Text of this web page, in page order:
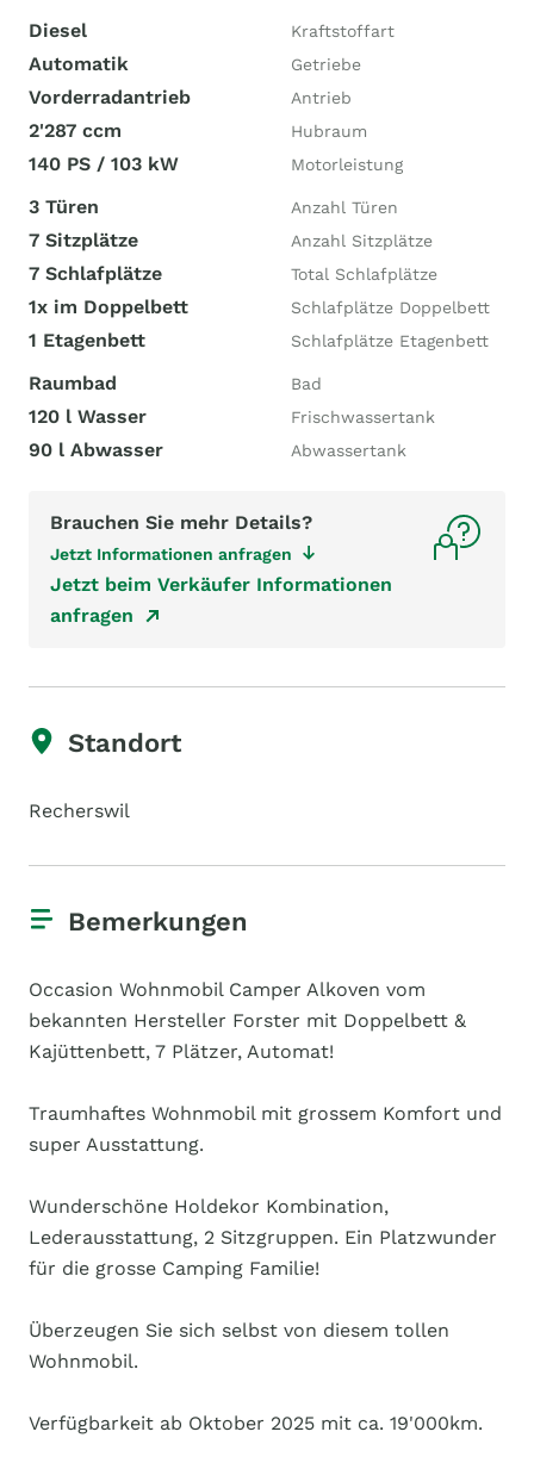
Diesel Kraftstoffart
Automatik Getriebe
Vorderradantrieb Antrieb
2'287 ccm Hubraum
140 PS / 103 kW Motorleistung
3 Türen Anzahl Türen
7 Sitzplätze Anzahl Sitzplätze
7 Schlafplätze Total Schlafplätze
1x im Doppelbett Schlafplätze Doppelbett
1 Etagenbett Schlafplätze Etagenbett
Raumbad Bad
120 l Wasser Frischwassertank
90 l Abwasser Abwassertank
Brauchen Sie mehr Details?
Jetzt Informationen anfragen
Jetzt beim Verkäufer Informationen
anfragen
Standort
Recherswil
Bemerkungen
Occasion Wohnmobil Camper Alkoven vom
bekannten Hersteller Forster mit Doppelbett &
Kajüttenbett, 7 Plätzer, Automat!
Traumhaftes Wohnmobil mit grossem Komfort und
super Ausstattung.
Wunderschöne Holdekor Kombination,
Lederausstattung, 2 Sitzgruppen. Ein Platzwunder
für die grosse Camping Familie!
Überzeugen Sie sich selbst von diesem tollen
Wohnmobil.
Verfügbarkeit ab Oktober 2025 mit ca. 19'000km.